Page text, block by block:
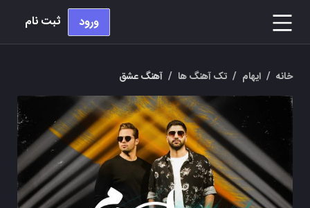
ورود ثبت نام
خانه / ایهام / تک آهنگ ها / آهنگ عشق